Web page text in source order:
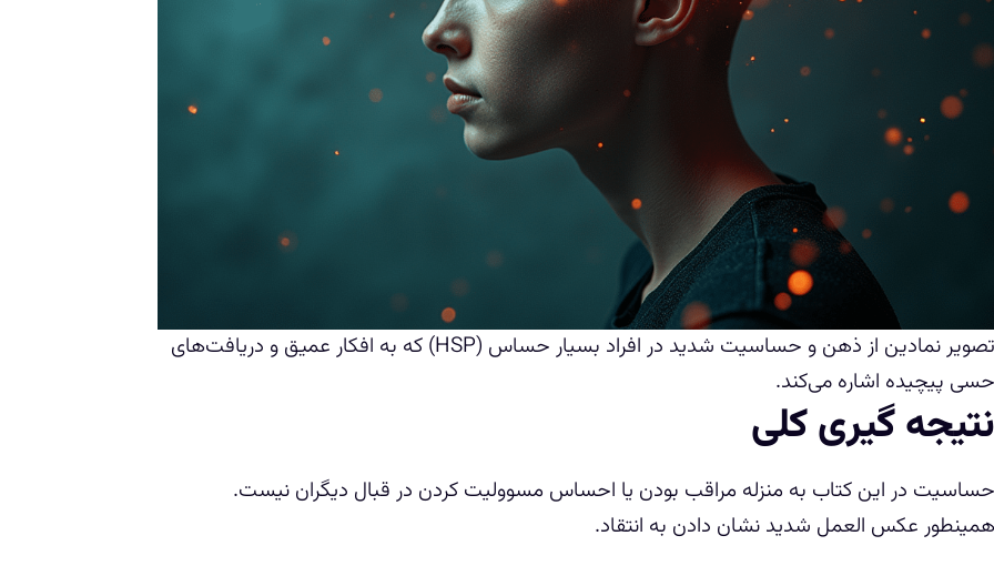
تصویر نمادین از ذهن و حساسیت شدید در افراد بسیار حساس (HSP) که به افکار عمیق و دریافت‌های
حسی پیچیده اشاره می‌کند.
نتیجه گیری کلی
حساسیت در این کتاب به منزله مراقب بودن یا احساس مسوولیت کردن در قبال دیگران نیست.
همینطور عکس العمل شدید نشان دادن به انتقاد.